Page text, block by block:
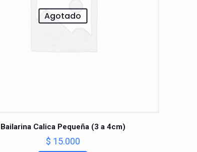
Agotado
Bailarina Calica Pequeña (3 a 4cm)
$ 15.000